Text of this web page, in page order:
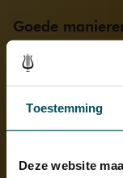
Toestemming
Deze website
Goede
Christian Li studeert
School. Wat leert hij
tijdens het
vertelt me veel over
met dirigenten praat